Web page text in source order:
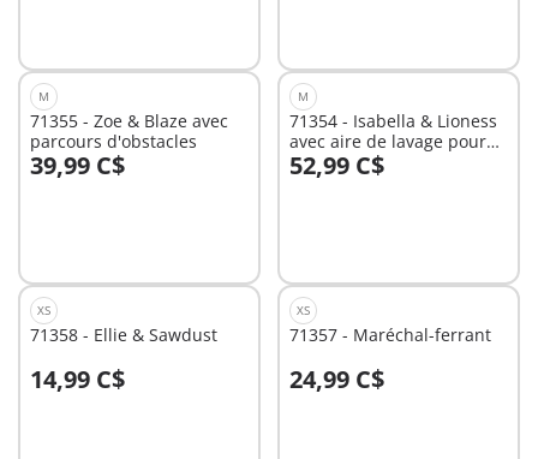
M
71355 - Zoe & Blaze avec
parcours d'obstacles
39,99 C$
Au panier
M
71354 - Isabella & Lioness
avec aire de lavage pour
chevaux
52,99 C$
Au panier
XS
71358 - Ellie & Sawdust
14,99 C$
Au panier
XS
71357 - Maréchal-ferrant
24,99 C$
Au panier